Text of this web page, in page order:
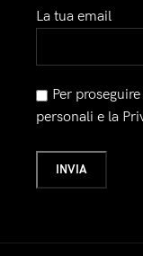
La tua email
Per
personali e la